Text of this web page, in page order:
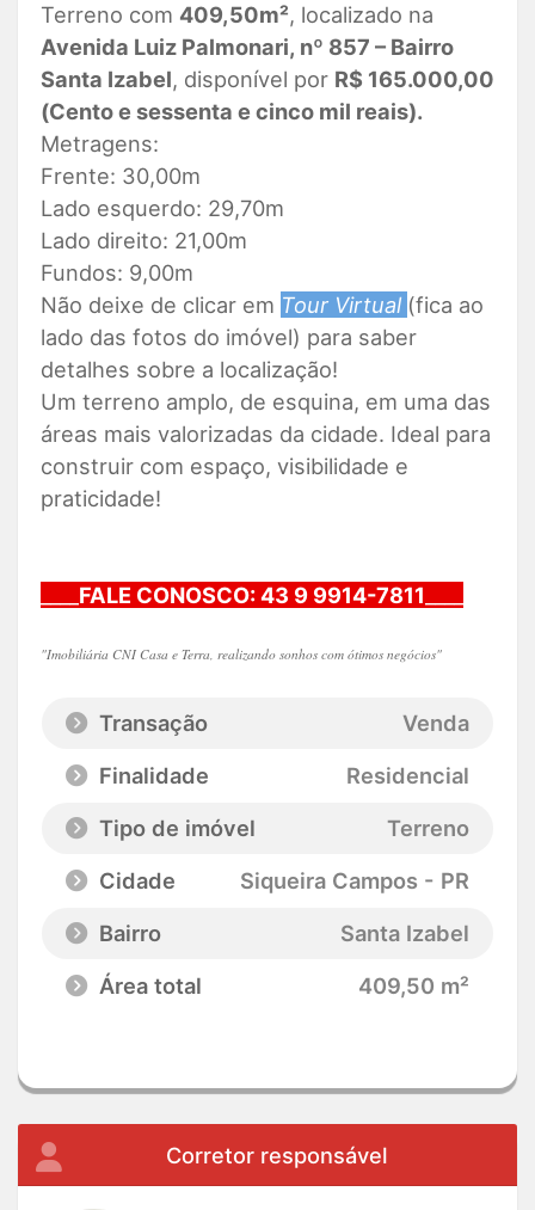
Terreno com 409,50m², localizado na
Avenida Luiz Palmonari, nº 857 – Bairro
Santa Izabel, disponível por R$ 165.000,00
(Cento e sessenta e cinco mil reais).
Metragens:
Frente: 30,00m
Lado esquerdo: 29,70m
Lado direito: 21,00m
Fundos: 9,00m
Não deixe de clicar em Tour Virtual (fica ao
lado das fotos do imóvel) para saber
detalhes sobre a localização!
Um terreno amplo, de esquina, em uma das
áreas mais valorizadas da cidade. Ideal para
construir com espaço, visibilidade e
praticidade!
FALE CONOSCO: 43 9 9914-7811
"Imobiliária CNI Casa e Terra, realizando sonhos com ótimos negócios"
Transação
Venda
Finalidade
Residencial
Tipo de imóvel
Terreno
Cidade
Siqueira Campos - PR
Bairro
Santa Izabel
Área total
409,50 m²
Corretor responsável